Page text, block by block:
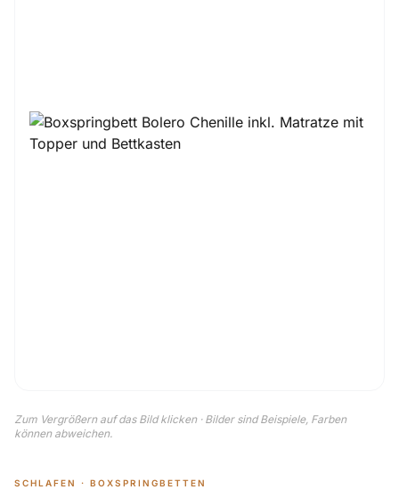
Zum Vergrößern auf das Bild klicken · Bilder sind Beispiele, Farben
können abweichen.
SCHLAFEN · BOXSPRINGBETTEN